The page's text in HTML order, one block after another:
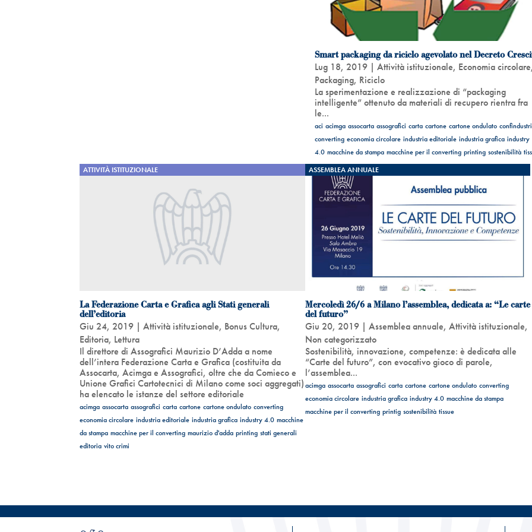
Smart packaging da riciclo agevolato nel Decreto
Lug 18, 2019| Attività istituzionale, Economia circolare,
Packaging, Riciclo
La sperimentazione e realizzazione di “packaging
intelligente” ottenuto da materiali di recupero rientra fra
le...
aci acimga assocarta assografici carta cartone cartone ondulato
converting economia circolare industria editoriale industria grafica industry
4.0 macchine da stampa macchine per il converting printing sostenibilità
ATTIVITÀ ISTITUZIONALE
La Federazione Carta e Grafica agli Stati generali
dell’editoria
Giu 24, 2019 |Attività istituzionale, Bonus Cultura,
Editoria, Lettura
Il direttore di Assografici Maurizio D’Adda a nome
dell’intera Federazione Carta e Grafica (costituita da
Assocarta, Acimga e Assografici, oltre che da Comieco e
Unione Grafici Cartotecnici di Milano come soci aggregati)
ha elencato le istanze del settore editoriale
acimga assocarta assografici carta cartone cartone ondulato converting
economia circolare industria editoriale industria grafica industry 4.0 macchine
da stampa macchine per il converting maurizio d'adda printing stati generali
editoria vito crimi
ASSEMBLEA ANNUALE
Mercoledì 26/6 a Milano l’assemblea, dedicata a: “Le carte
del futuro”
Giu 20, 2019| Assemblea annuale, Attività istituzionale,
Non categorizzato
Sostenibilità, innovazione, competenze: è dedicata alle
“Carte del futuro”, con evocativo gioco di parole,
l’assemblea...
acimga assocarta assografici carta cartone cartone ondulato converting
economia circolare industria grafica industry 4.0 macchine da stampa
macchine per il converting printig sostenibilità tissue